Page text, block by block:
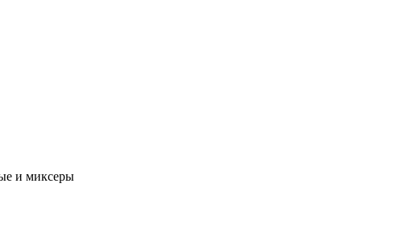
и миксеры